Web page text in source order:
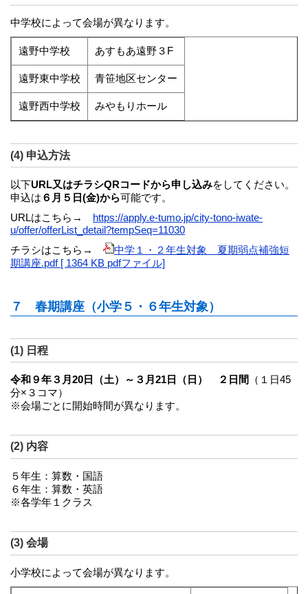
中学校によって会場が異なります。
遠野中学校 あすもあ遠野３F
遠野東中学校 青笹地区センター
遠野西中学校 みやもりホール
(4) 申込方法
以下URL又はチラシQRコードから申し込みをしてください。
申込は ６月５日(金)から可能です。
URLはこちら→
https://apply.e-tumo.jp/city-tono-iwate-
u/offer/offerList_detail?tempSeq=11030
チラシはこちら→
中学１・２年生対象 夏期弱点補強短
期講座.pdf [ 1364 KB pdfファイル]
７ 春期講座（小学５・６年生対象）
(1) 日程
令和９年３月20日（土）～３月21日（日） ２日間
（１日45
分×３コマ）
※会場ごとに開始時間が異なります。
(2) 内容
５年生：算数・国語
６年生：算数・英語
※各学年１クラス
(3) 会場
小学校によって会場が異なります。